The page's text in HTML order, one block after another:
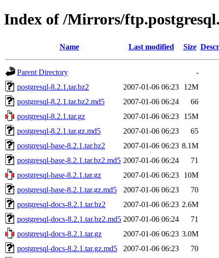
Index of /Mirrors/
Name Last modified Size
Parent Directory
-
postgresql-8.2.1.tar.bz2
2007-01-06 06:23
12M
postgresql-8.2.1.tar.bz2.md5
2007-01-06 06:24
66
postgresql-8.2.1.tar.gz
2007-01-06 06:23
15M
postgresql-8.2.1.tar.gz.md5
2007-01-06 06:23
65
postgresql-base-8.2.1.tar.bz2
2007-01-06 06:23 8.1M
postgresql-base-8.2.1.tar.bz2.md5 2007-01-06 06:24
71
postgresql-base-8.2.1.tar.gz
2007-01-06 06:23
10M
postgresql-base-8.2.1.tar.gz.md5
2007-01-06 06:23
70
postgresql-docs-8.2.1.tar.bz2
2007-01-06 06:23 2.6M
postgresql-docs-8.2.1.tar.bz2.md5 2007-01-06 06:24
71
postgresql-docs-8.2.1.tar.gz
2007-01-06 06:23 3.0M
postgresql-docs-8.2.1.tar.gz.md5
2007-01-06 06:23
70